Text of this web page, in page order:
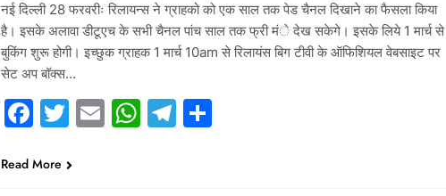
नई दिल्ली 28 फरवरीः रिलायन्स ने ग्राहको को एक साल तक पेड चैनल दिखाने का फैसला किया
है। इसके अलावा डीटूएच के सभी चैनल पांच साल तक फ्री मंे देख सकेगे। इसके लिये 1 मार्च से
बुकिंग शुरू होगी। इच्छुक ग्राहक 1 मार्च 10am से रिलायंस बिग टीवी के ऑफिशियल वेबसाइट पर
सेट अप बॉक्स…
Facebook
Twitter
EmailWhatsApp
Telegram
Read More